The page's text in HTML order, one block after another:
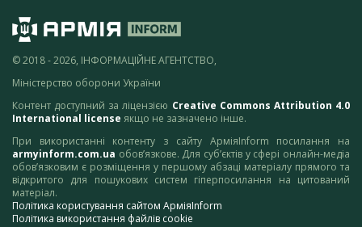
© 2018 - 2026, ІНФОРМАЦІЙНЕ АГЕНТСТВО,
Міністерство оборони України
Контент доступний за ліцензією Creative Commons Attribution 4.0
International license якщо не зазначено інше.
При використанні контенту з сайту АрміяInform посилання на
armyinform.com.ua обов’язкове. Для суб’єктів у сфері онлайн-медіа
обов’язковим є розміщення у першому абзаці матеріалу прямого та
відкритого для пошукових систем гіперпосилання на цитований
матеріал.
Політика користування сайтом АрміяInform
Політика використання файлів cookie